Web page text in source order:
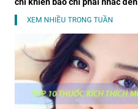
XEM NHIỀU TRONG TUẦN